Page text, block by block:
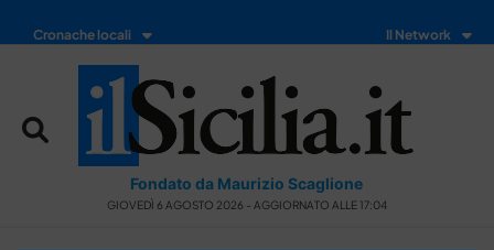
Cronache locali Il Network
Fondato da Maurizio Scaglione
GIOVEDÌ 6 AGOSTO 2026 - AGGIORNATO ALLE 17:04